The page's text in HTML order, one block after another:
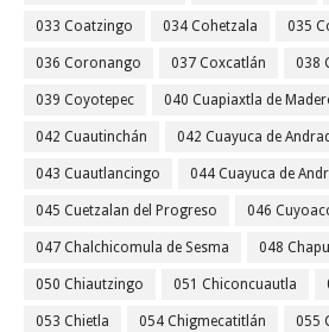
033 Coatzingo 034 Cohetzala 035
036 Coronango 037 Coxcatlán 038
039 Coyotepec 040 Cuapiaxtla de
042 Cuautinchán 042 Cuayuca de
043 Cuautlancingo 044 Cuayuca de
045 Cuetzalan del Progreso 046
047 Chalchicomula de Sesma 048
050 Chiautzingo 051 Chiconcuautla
053 Chietla 054 Chigmecatitlán 055